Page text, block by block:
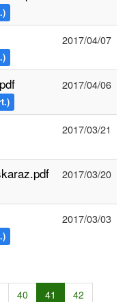
2017/04/07
2017/04/06
2017/03/21
2017/03/20
2017/03/03
40 41
42